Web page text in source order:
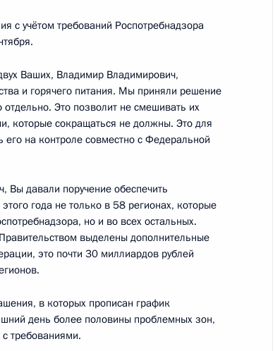
Собяниным
область, Ново-Огарёво
Чувашии Олегом Николаевым
область, Ново-Огарёво
Севастополя Михаилом
с учётом требований Роспотребнадзора
Ваших, Владимир Владимирович,
и горячего питания. Мы приняли решение
Это позволит не смешивать их
которые сокращаться не должны. Это для
на контроле совместно с Федеральной
Вы давали поручение обеспечить
года не только в 58 регионах, которые
но и во всех остальных.
выделены дополнительные
это почти 30 миллиардов рублей
в которых прописан график
день более половины проблемных зон,
требованиями.